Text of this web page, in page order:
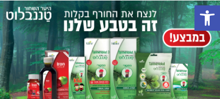
פתח סרגל נגישות
חברי מועדון מורז נהנים יותר!
10% הנחה לקנייה ראשונה
מבצעים שווים
וצבירת נקודות למימוש בקניות
הבאות.